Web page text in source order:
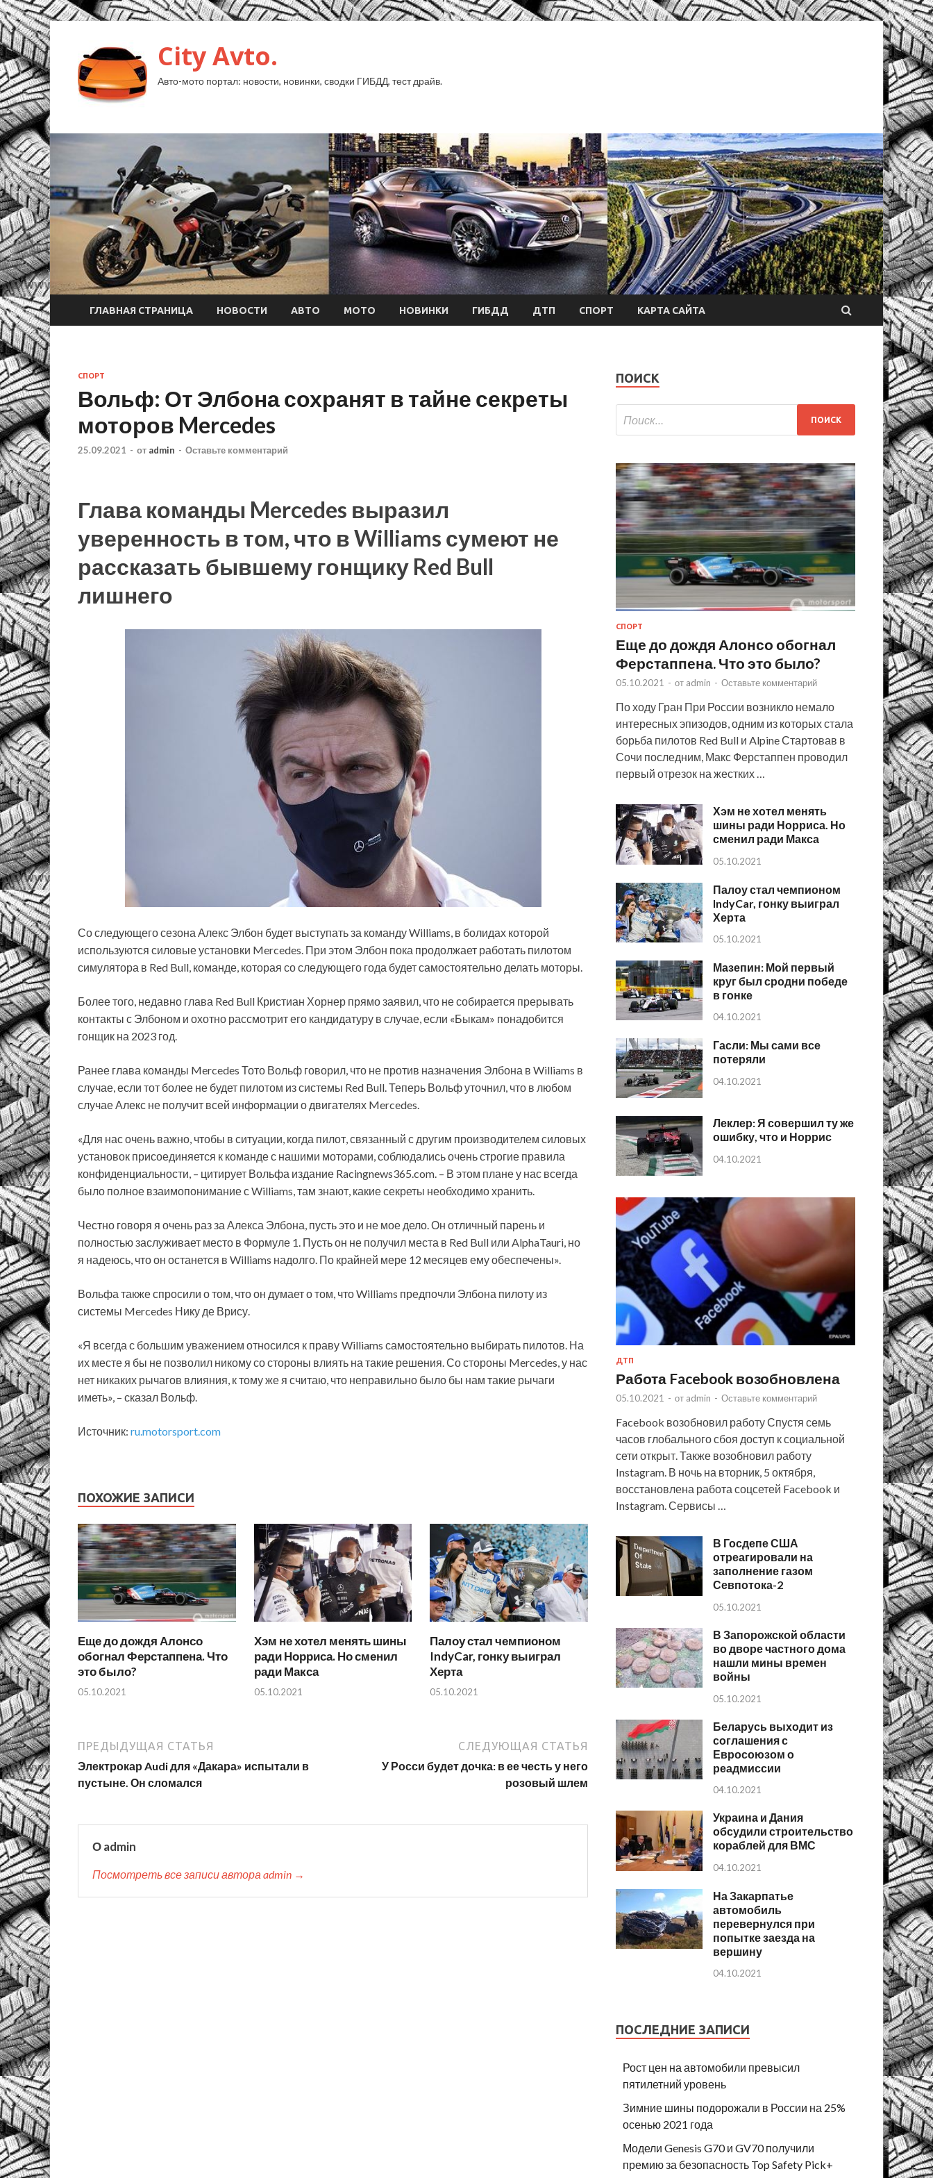
City Avto.
Авто-мото портал: новости, новинки, сводки ГИБДД, тест драйв.
ГЛАВНАЯ СТРАНИЦА НОВОСТИ АВТО МОТО НОВИНКИ ГИБДД ДТП СПОРТ КАРТА САЙТА
СПОРТ
Вольф: От Элбона сохранят в тайне секреты
моторов Mercedes
25.09.2021 - от admin - Оставьте комментарий
Глава команды Mercedes выразил
уверенность в том, что в Williams сумеют не
рассказать бывшему гонщику Red Bull
лишнего
Со следующего сезона Алекс Элбон будет выступать за команду Williams, в болидах которой
используются силовые установки Mercedes. При этом Элбон пока продолжает работать пилотом
симулятора в Red Bull, команде, которая со следующего года будет самостоятельно делать моторы.
Более того, недавно глава Red Bull Кристиан Хорнер прямо заявил, что не собирается прерывать
контакты с Элбоном и охотно рассмотрит его кандидатуру в случае, если «Быкам» понадобится
гонщик на 2023 год.
Ранее глава команды Mercedes Тото Вольф говорил, что не против назначения Элбона в Williams в
случае, если тот более не будет пилотом из системы Red Bull. Теперь Вольф уточнил, что в любом
случае Алекс не получит всей информации о двигателях Mercedes.
«Для нас очень важно, чтобы в ситуации, когда пилот, связанный с другим производителем силовых
установок присоединяется к команде с нашими моторами, соблюдались очень строгие правила
конфиденциальности, – цитирует Вольфа издание Racingnews365.com. – В этом плане у нас всегда
было полное взаимопонимание с Williams, там знают, какие секреты необходимо хранить.
Честно говоря я очень раз за Алекса Элбона, пусть это и не мое дело. Он отличный парень и
полностью заслуживает место в Формуле 1. Пусть он не получил места в Red Bull или AlphaTauri, но
я надеюсь, что он останется в Williams надолго. По крайней мере 12 месяцев ему обеспечены».
Вольфа также спросили о том, что он думает о том, что Williams предпочли Элбона пилоту из
системы Mercedes Нику де Врису.
«Я всегда с большим уважением относился к праву Williams самостоятельно выбирать пилотов. На
их месте я бы не позволил никому со стороны влиять на такие решения. Со стороны Mercedes, у нас
нет никаких рычагов влияния, к тому же я считаю, что неправильно было бы нам такие рычаги
иметь», – сказал Вольф.
Источник: ru.motorsport.com
ПОХОЖИЕ ЗАПИСИ
Еще до дождя Алонсо
обогнал Ферстаппена. Что
это было?
05.10.2021
Хэм не хотел менять шины
ради Норриса. Но сменил
ради Макса
05.10.2021
Палоу стал чемпионом
IndyCar, гонку выиграл
Херта
05.10.2021
ПРЕДЫДУЩАЯ СТАТЬЯ
Электрокар Audi для «Дакара» испытали в
пустыне. Он сломался
СЛЕДУЮЩАЯ СТАТЬЯ
У Росси будет дочка: в ее честь у него
розовый шлем
О admin
Посмотреть все записи автора admin →
ПОИСК
СПОРТ
Еще до дождя Алонсо обогнал
Ферстаппена. Что это было?
05.10.2021 - от admin - Оставьте комментарий
По ходу Гран При России возникло немало
интересных эпизодов, одним из которых стала
борьба пилотов Red Bull и Alpine Стартовав в
Сочи последним, Макс Ферстаппен проводил
первый отрезок на жестких …
Хэм не хотел менять
шины ради Норриса. Но
сменил ради Макса
05.10.2021
Палоу стал чемпионом
IndyCar, гонку выиграл
Херта
05.10.2021
Мазепин: Мой первый
круг был сродни победе
в гонке
04.10.2021
Гасли: Мы сами все
потеряли
04.10.2021
Леклер: Я совершил ту же
ошибку, что и Норрис
04.10.2021
ДТП
Работа Facebook возобновлена
05.10.2021 - от admin - Оставьте комментарий
Facebook возобновил работу Спустя семь
часов глобального сбоя доступ к социальной
сети открыт. Также возобновил работу
Instagram. В ночь на вторник, 5 октября,
восстановлена работа соцсетей Facebook и
Instagram. Сервисы …
В Госдепе США
отреагировали на
заполнение газом
Севпотока-2
05.10.2021
В Запорожской области
во дворе частного дома
нашли мины времен
войны
05.10.2021
Беларусь выходит из
соглашения с
Евросоюзом о
реадмиссии
04.10.2021
Украина и Дания
обсудили строительство
кораблей для ВМС
04.10.2021
На Закарпатье
автомобиль
перевернулся при
попытке заезда на
вершину
04.10.2021
ПОСЛЕДНИЕ ЗАПИСИ
Рост цен на автомобили превысил
пятилетний уровень
Зимние шины подорожали в России на 25%
осенью 2021 года
Модели Genesis G70 и GV70 получили
премию за безопасность Top Safety Pick+